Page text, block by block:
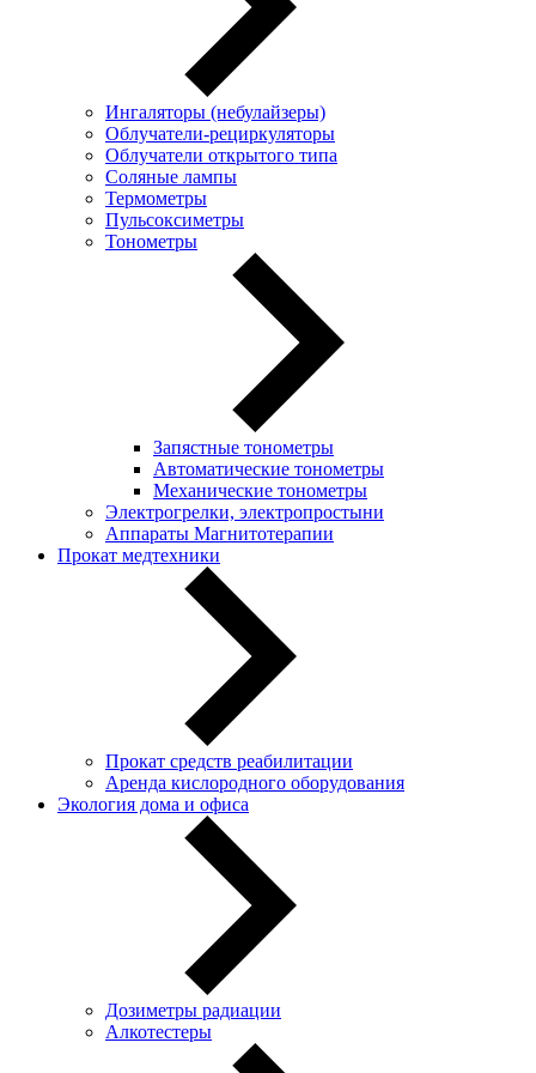
Ингаляторы (небулайзеры)
Oблучатели-рециркуляторы
Облучатели открытого типа
Соляные лампы
Термометры
Пульсоксиметры
Тонометры
Запястные тонометры
Автоматические тонометры
Механические тонометры
Электрогрелки, электропростыни
Аппараты Магнитотерапии
Прокат медтехники
Прокат средств реабилитации
Аренда кислородного оборудования
Экология дома и офиса
Дозиметры радиации
Алкотестеры